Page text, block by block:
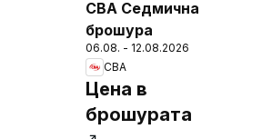
CBA Седмична
брошура
06.08. - 12.08.2026
CBA
Цена в
брошурата